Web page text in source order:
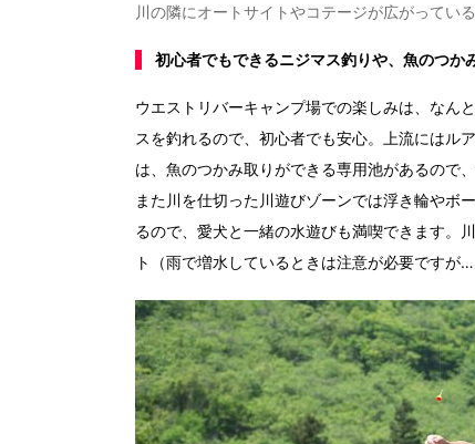
川の隣にオートサイトやコテージが広がってい
初心者でもできるニジマス釣りや、魚のつか
ウエストリバーキャンプ場での楽しみは、なん
スを釣れるので、初心者でも安心。上流にはル
は、魚のつかみ取りができる専用池があるので
また川を仕切った川遊びゾーンでは浮き輪やボ
るので、愛犬と一緒の水遊びも満喫できます。
ト（雨で増水しているときは注意が必要ですが